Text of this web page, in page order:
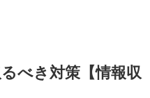
べき対策【情報収